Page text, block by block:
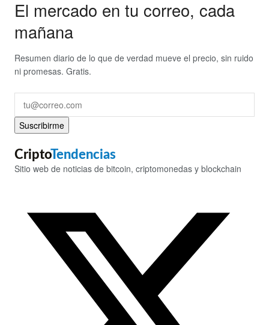
El mercado en tu correo, cada
mañana
Resumen diario de lo que de verdad mueve el precio, sin ruido
ni promesas. Gratis.
Suscribirme
CriptoTendencias
Sitio web de noticias de bitcoin, criptomonedas y blockchain